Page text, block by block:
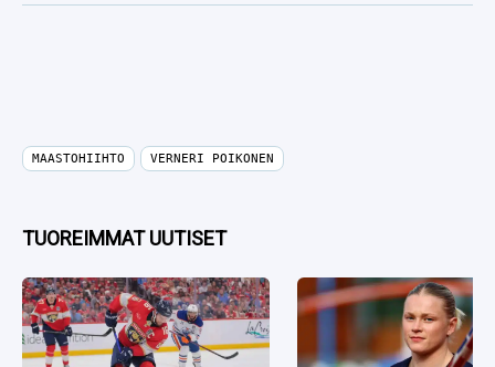
MAASTOHIIHTO VERNERI POIKONEN
TUOREIMMAT UUTISET